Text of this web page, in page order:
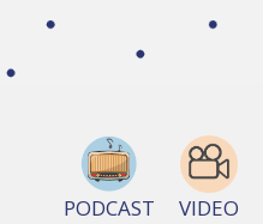
PODCAST VIDEO